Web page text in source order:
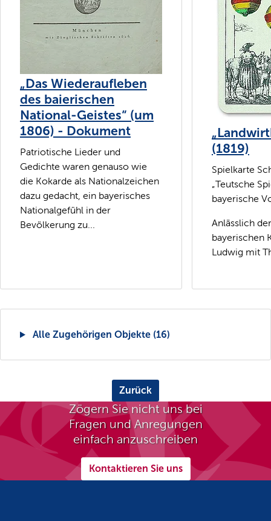
„Das Wiederaufleben
des baierischen
National-Geistes“ (um
1806) - Dokument
Patriotische Lieder und
Gedichte waren genauso wie
die Kokarde als Nationalzeichen
dazu gedacht, ein bayerisches
Nationalgefühl in der
Bevölkerung zu...
(1819)
Spielkarte
„Teutsche
bayerische
Anlässlich
bayerischen
Ludwig mit
Alle Zugehörigen Objekte (16)
Zurück
Zögern Sie nicht uns bei
Fragen und Anregungen
einfach anzuschreiben
Kontaktieren Sie uns